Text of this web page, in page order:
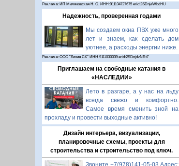
Реклама: ИП Миляновская Н. С. ИНН:911104727675 erid:2SDnjeWbdHU
Надежность, проверенная годами
Мы создаем окна ПВХ уже много
лет и знаем, как сделать дом
уютнее, а расходы энергии ниже.
Реклама: ООО "Линия СК" ИНН 9111030039 erid:2SDnjdvNRt7
Приглашаем на свободные катания в
«НАСЛЕДИИ»
Лето в разгаре, а у нас на льду
всегда свежо и комфортно.
Самое время сменить зной на
прохладу и провести выходные активно!
Дизайн интерьера, визуализации,
планировочные схемы, проекты для
строительства и строительство под ключ.
Звоните +7(978)141-05-03 Адрес: